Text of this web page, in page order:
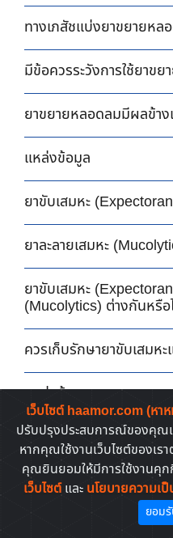
ทางเภสัชแบ่งยาขยายหล
มีข้อควรระวังการใช้ยาข
ยาขยายหลอดลมมีผลข้าง
แหล่งข้อมูล
ยาขับเสมหะ
ยาละลายเสมหะ
ยาขับเสมหะ
(Mucolytics) ต่างกันหรือ
ควรเก็บรักษายาขับเสมหะ
แหล่งข้อมูล
ยาขยายหลอดเลือด
อะไร?
ยาขยายหลอดเลือดแบ่งเ
เว็บไซต์ haamor.com (ห
ปรับปรุงประสบการณ์ของคุณ
หากคุณใช้งานเว็บไซต์ของเร
คุณยินยอมให้มีการใช้งานคุก
เว็บไซต์และ นโยบายความเ
ยอม